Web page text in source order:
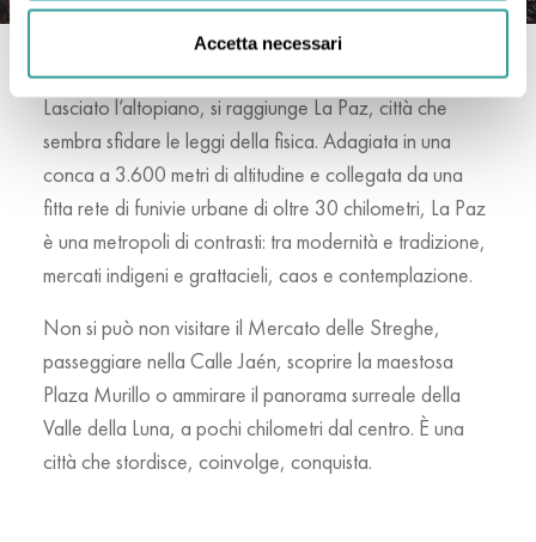
Accetta necessari
Lasciato l’altopiano, si raggiunge La Paz, città che
sembra sfidare le leggi della fisica. Adagiata in una
conca a 3.600 metri di altitudine e collegata da una
fitta rete di funivie urbane di oltre 30 chilometri, La Paz
è una metropoli di contrasti: tra modernità e tradizione,
mercati indigeni e grattacieli, caos e contemplazione.
Non si può non visitare il Mercato delle Streghe,
passeggiare nella Calle Jaén, scoprire la maestosa
Plaza Murillo o ammirare il panorama surreale della
Valle della Luna, a pochi chilometri dal centro. È una
città che stordisce, coinvolge, conquista.